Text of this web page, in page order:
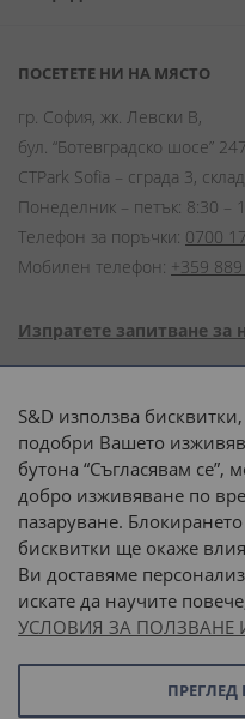
ПОСЕТЕТЕ НИ НА МЯСТО
гр. София, жк. Левски В,
бул. “Ботевградско шосе”
CTPark Sofia – сграда 3,
Понеделник – петък: 8:30 –
Телефон за поръчки: 0700
Мобилен телефон: +359
Изпратете запитване за
или
S&D използва
подобри Вашето
бутона “Съгласявам
добро изживяване по
пазаруване.
бисквитки ще окаже
Ви доставяме
искате да научите
УСЛОВИЯ ЗА ПОЛЗВАНЕ